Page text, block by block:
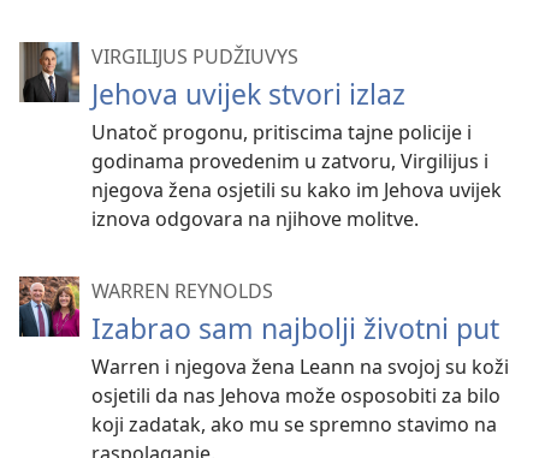
VIRGILIJUS PUDŽIUVYS
Jehova uvijek stvori izlaz
Unatoč progonu, pritiscima tajne policije i
godinama provedenim u zatvoru, Virgilijus i
njegova žena osjetili su kako im Jehova uvijek
iznova odgovara na njihove molitve.
WARREN REYNOLDS
Izabrao sam najbolji životni put
Warren i njegova žena Leann na svojoj su koži
osjetili da nas Jehova može osposobiti za bilo
koji zadatak, ako mu se spremno stavimo na